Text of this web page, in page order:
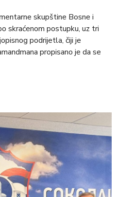
skupštine Bosne i
skraćenom postupku, uz tri
podrijetla, čiji je
propisano je da se